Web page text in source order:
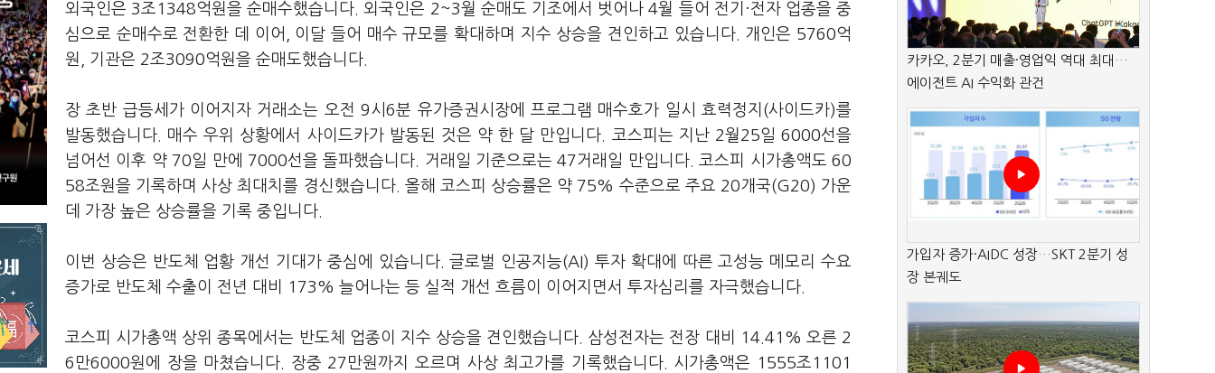
외국인은 3조1348억원을 순매수했습니다. 외국인은 2~3월 순매도 기조에서 벗어나 4월 들어 전기·전자 업종을 중
심으로 순매수로 전환한 데 이어, 이달 들어 매수 규모를 확대하며 지수 상승을 견인하고 있습니다. 개인은 5760억
원, 기관은 2조3090억원을 순매도했습니다.
장 초반 급등세가 이어지자 거래소는 오전 9시6분 유가증권시장에 프로그램 매수호가 일시 효력정지(사이드카)를
발동했습니다. 매수 우위 상황에서 사이드카가 발동된 것은 약 한 달 만입니다. 코스피는 지난 2월25일 6000선을
넘어선 이후 약 70일 만에 7000선을 돌파했습니다. 거래일 기준으로는 47거래일 만입니다. 코스피 시가총액도 60
58조원을 기록하며 사상 최대치를 경신했습니다. 올해 코스피 상승률은 약 75% 수준으로 주요 20개국(G20) 가운
데 가장 높은 상승률을 기록 중입니다.
이번 상승은 반도체 업황 개선 기대가 중심에 있습니다. 글로벌 인공지능(AI) 투자 확대에 따른 고성능 메모리 수요
증가로 반도체 수출이 전년 대비 173% 늘어나는 등 실적 개선 흐름이 이어지면서 투자심리를 자극했습니다.
코스피 시가총액 상위 종목에서는 반도체 업종이 지수 상승을 견인했습니다. 삼성전자는 전장 대비 14.41% 오른 2
6만6000원에 장을 마쳤습니다. 장중 27만원까지 오르며 사상 최고가를 기록했습니다. 시가총액은 1555조1101
카카오, 2분기 매출·영업익 역대 최대…
에이전트 AI 수익화 관건
가입자 증가·AIDC 성장…SKT 2분기 성
장 본궤도